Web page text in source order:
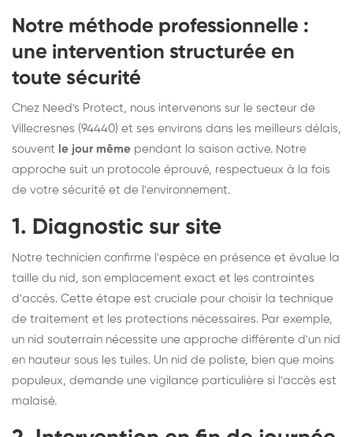
Notre méthode professionnelle :
une intervention structurée en
toute sécurité
Chez Need's Protect, nous intervenons sur le secteur de
Villecresnes (94440) et ses environs dans les meilleurs délais,
souvent le jour même pendant la saison active. Notre
approche suit un protocole éprouvé, respectueux à la fois
de votre sécurité et de l'environnement.
1. Diagnostic sur site
Notre technicien confirme l'espèce en présence et évalue la
taille du nid, son emplacement exact et les contraintes
d'accès. Cette étape est cruciale pour choisir la technique
de traitement et les protections nécessaires. Par exemple,
un nid souterrain nécessite une approche différente d'un nid
en hauteur sous les tuiles. Un nid de poliste, bien que moins
populeux, demande une vigilance particulière si l'accès est
malaisé.